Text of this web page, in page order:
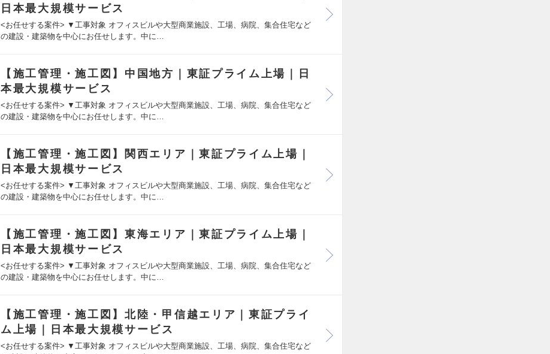
日本最大規模サービス
<お任せする案件> ▼工事対象 オフィスビルや大型商業施設、工場、病院、集合住宅など
の建設・建築物を中心にお任せします。中に…
【施工管理・施工図】中国地方｜東証プライム上場｜日
本最大規模サービス
<お任せする案件> ▼工事対象 オフィスビルや大型商業施設、工場、病院、集合住宅など
の建設・建築物を中心にお任せします。中に…
【施工管理・施工図】関西エリア｜東証プライム上場｜
日本最大規模サービス
<お任せする案件> ▼工事対象 オフィスビルや大型商業施設、工場、病院、集合住宅など
の建設・建築物を中心にお任せします。中に…
【施工管理・施工図】東海エリア｜東証プライム上場｜
日本最大規模サービス
<お任せする案件> ▼工事対象 オフィスビルや大型商業施設、工場、病院、集合住宅など
の建設・建築物を中心にお任せします。中に…
【施工管理・施工図】北陸・甲信越エリア｜東証プライ
ム上場｜日本最大規模サービス
<お任せする案件> ▼工事対象 オフィスビルや大型商業施設、工場、病院、集合住宅など